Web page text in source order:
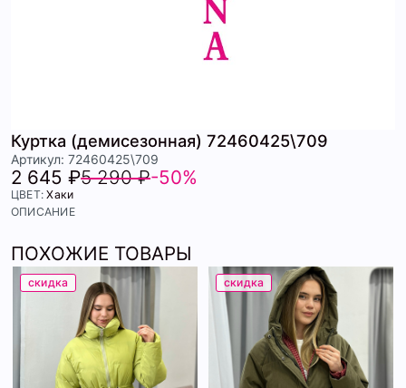
Куртка (демисезонная) 72460425\709
Артикул: 72460425\709
2 645 ₽5 290 ₽-50%
ЦВЕТ:Хаки
ОПИСАНИЕ
ПОХОЖИЕ ТОВАРЫ
скидка скидка